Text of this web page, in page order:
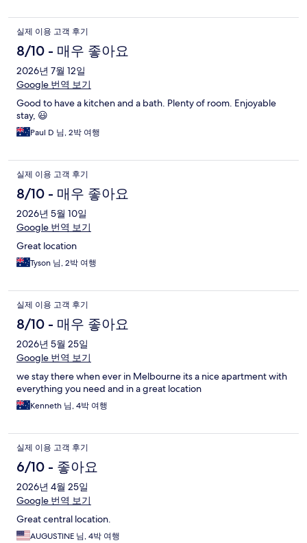
실제 이용 고객 후기
8/10 - 매우 좋아요
2026년 7월 12일
Google 번역 보기
Good to have a kitchen and a bath. Plenty of room. Enjoyable
stay, 😃
Paul D 님, 2박 여행
실제 이용 고객 후기
8/10 - 매우 좋아요
2026년 5월 10일
Google 번역 보기
Great location
Tyson 님, 2박 여행
실제 이용 고객 후기
8/10 - 매우 좋아요
2026년 5월 25일
Google 번역 보기
we stay there when ever in Melbourne its a nice apartment with
everything you need and in a great location
Kenneth 님, 4박 여행
실제 이용 고객 후기
6/10 - 좋아요
2026년 4월 25일
Google 번역 보기
Great central location.
AUGUSTINE 님, 4박 여행